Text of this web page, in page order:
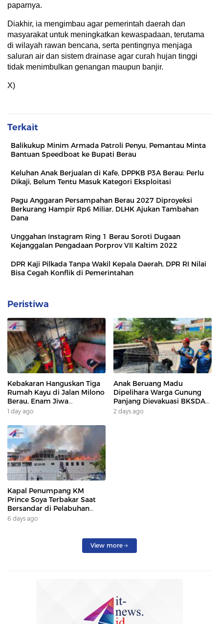
paparnya.
Diakhir, ia mengimbau agar pemerintah daerah dan
masyarakat untuk meningkatkan kewaspadaan, terutama
di wilayah rawan bencana, serta pentingnya menjaga
saluran air dan sistem drainase agar curah hujan tinggi
tidak menimbulkan genangan maupun banjir.
X)
Terkait
Balikukup Minim Armada Patroli Penyu, Pemantau Minta
Bantuan Speedboat ke Bupati Berau
Keluhan Anak Berjualan di Kafe, DPPKB P3A Berau: Perlu
Dikaji, Belum Tentu Masuk Kategori Eksploitasi
Pagu Anggaran Persampahan Berau 2027 Diproyeksi
Berkurang Hampir Rp6 Miliar, DLHK Ajukan Tambahan
Dana
Unggahan Instagram Ring 1 Berau Soroti Dugaan
Kejanggalan Pengadaan Porprov VII Kaltim 2022
DPR Kaji Pilkada Tanpa Wakil Kepala Daerah, DPR RI Nilai
Bisa Cegah Konflik di Pemerintahan
Peristiwa
Kebakaran Hanguskan Tiga
Rumah Kayu di Jalan Milono
Berau, Enam Jiwa
Terdampak
1 day ago
Anak Beruang Madu
Dipelihara Warga Gunung
Panjang Dievakuasi BKSDA
Dan DAMKAR
2 days ago
Kapal Penumpang KM
Prince Soya Terbakar Saat
Bersandar di Pelabuhan
Samarinda, Keberangkatan
6 days ago
View more